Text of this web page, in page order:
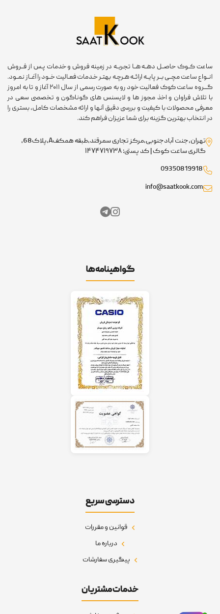
ساعت کــوک حاصــل دهــه هــا تجربــه در زمینه فروش و خدمات پـس از فــروش
انــواع ساعت مچــی بــر پایــه ارائــه هـرچـه بهتـر خـدمات فعـالیت خــود را آغــاز نمــود.
گـــروه ساعت کوک فعالیت خود رو به صورت رسمی از سال ۲۰۱۱ آغاز و تا به امروز
با تلاش فراوان و اخذ مجوز ها و لایسنس های گوناگون و تخصصی سعی در
معرفی محصولات با کیفیت و بررسی دقیق آنها و ارائه مشخصات کامل، بستری را
در انتخاب بهترین گزینه برای شما عزیزان فراهم کند.
تهران،جنت آبادجنوبی،مرکز تجاری سمرقند،طبقه همکفA،پلاک68،
گالری ساعت کوک | کد پستی: ۱۴۷۴۷۱۹۷۳۸
09350819918
info@saatkook.com
گواهینامه‌ها
دسترسی سریع
قوانین و مقررات
درباره ما
پیگیری سفارشات
خدمات مشتریان